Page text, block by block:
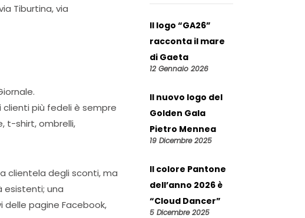
Tiburtina, via
più fedeli è sempre
t-shirt, ombrelli,
clientela degli sconti, ma
esistenti; una
pagine Facebook,
Il logo “GA26”
racconta il mare
di Gaeta
12 Gennaio 2026
Il nuovo logo del
Golden Gala
Pietro Mennea
19 Dicembre 2025
Il colore Pantone
dell’anno 2026 è
“Cloud Dancer”
5 Dicembre 2025